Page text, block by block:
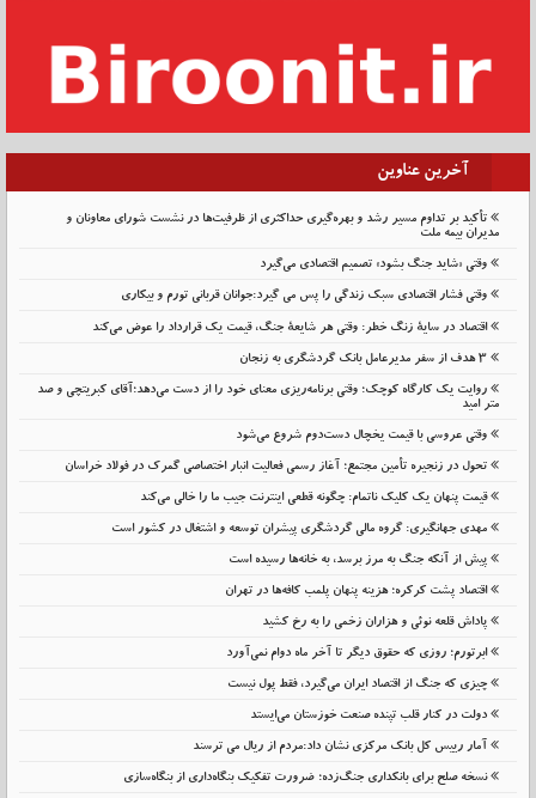
آخرین عناوین
تأکید بر تداوم مسیر رشد و بهره‌گیری حداکثری از ظرفیت‌ها در نشست شورای معاونان و
مدیران بیمه ملت
وقتی «شاید جنگ بشود» تصمیم اقتصادی می‌گیرد
وقتی فشار اقتصادی سبک زندگی را پس می گیرد:جوانان قربانی تورم و بیکاری
اقتصاد در سایهٔ زنگ خطر: وقتی هر شایعهٔ جنگ، قیمت یک قرارداد را عوض می‌کند
۳ هدف از سفر مدیرعامل بانک گردشگری به زنجان
روایت یک کارگاه کوچک؛ وقتی برنامه‌ریزی معنای خود را از دست می‌دهد؛آقای کبریتچی و صد
متر امید
وقتی عروسی با قیمت یخچال دست‌دوم شروع می‌شود
تحول در زنجیره تأمین مجتمع؛ آغاز رسمی فعالیت انبار اختصاصی گمرک در فولاد خراسان
قیمت پنهان یک کلیک ناتمام: چگونه قطعی اینترنت جیب ما را خالی می‌کند
مهدی جهانگیری: گروه مالی گردشگری پیشران توسعه و اشتغال در کشور است
پیش از آنکه جنگ به مرز برسد، به خانه‌ها رسیده است
اقتصاد پشت کرکره؛ هزینه پنهان پلمب کافه‌ها در تهران
پاداش قلعه نوئی و هزاران زخمی را به رخ کشید
ابرتورم؛ روزی که حقوق دیگر تا آخر ماه دوام نمی‌آورد
چیزی که جنگ از اقتصاد ایران می‌گیرد، فقط پول نیست
دولت در کنار قلب تپنده صنعت خوزستان می‌ایستد
آمار رییس کل بانک مرکزی نشان داد:مردم از ریال می ترسند
نسخه صلح برای بانکداری جنگ‌زده؛ ضرورت تفکیک بنگاه‌داری از بنگاه‌سازی